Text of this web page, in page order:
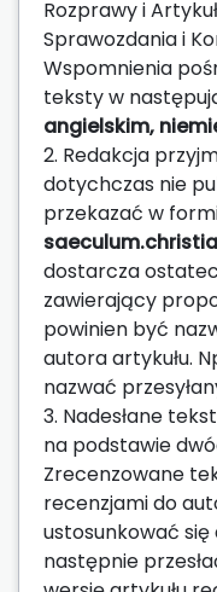
Rozprawy i
Sprawozdania i
Wspomnienia
teksty w
angielskim,
2. Redakcja
dotychczas nie
przekazać w
dostarcza
zawierający
powinien być
autora artykułu.
nazwać
3. Nadesłane
na podstawie
Zrecenzowane
recenzjami do
ustosunkować
następnie